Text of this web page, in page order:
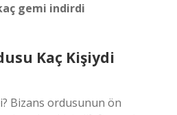
gemi indirdi
Kaç Kişiydi
Bizans ordusunun ön